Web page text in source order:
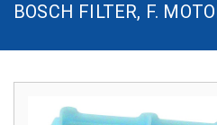
BOSCH FILTER, F.